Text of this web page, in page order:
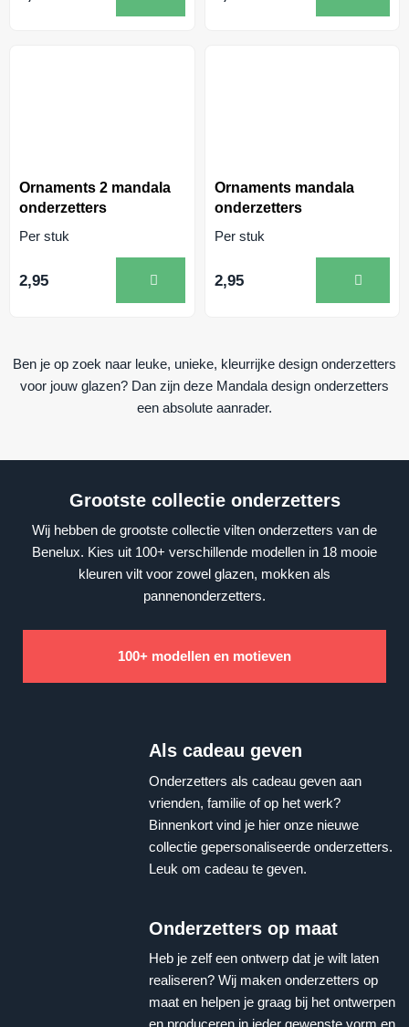
Ornaments 2 mandala
onderzetters
Per stuk
2,95
Ornaments mandala
onderzetters
Per stuk
2,95
Ben je op zoek naar leuke, unieke, kleurrijke design onderzetters
voor jouw glazen? Dan zijn deze Mandala design onderzetters
een absolute aanrader.
Grootste collectie onderzetters
Wij hebben de grootste collectie vilten onderzetters van de
Benelux. Kies uit 100+ verschillende modellen in 18 mooie
kleuren vilt voor zowel glazen, mokken als
pannenonderzetters.
100+ modellen en motieven
Als cadeau geven
Onderzetters als cadeau geven aan
vrienden, familie of op het werk?
Binnenkort vind je hier onze nieuwe
collectie gepersonaliseerde onderzetters.
Leuk om cadeau te geven.
Onderzetters op maat
Heb je zelf een ontwerp dat je wilt laten
realiseren? Wij maken onderzetters op
maat en helpen je graag bij het ontwerpen
en produceren in ieder gewenste vorm en